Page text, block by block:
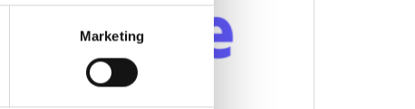
Marketing